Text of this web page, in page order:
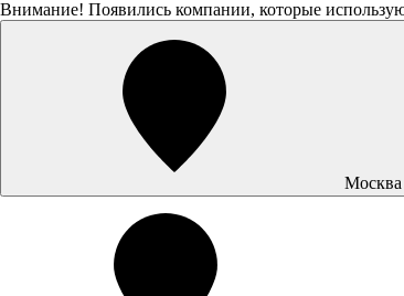
Внимание! Появились компании, которые
Москва